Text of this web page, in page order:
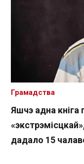
Яшчэ адна кніга
дадало 15
Грамадства